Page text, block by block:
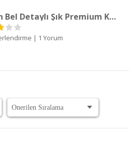
Kadın Bel Detaylı Şık Premium Kahve Uzun Tesettür Elbise
| 1 Yorum